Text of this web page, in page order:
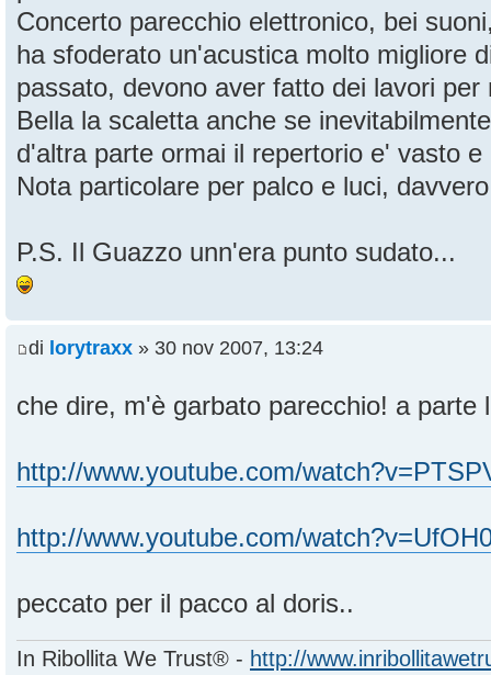
Concerto parecchio elettronico, bei
ha sfoderato un'acustica molto migliore
passato, devono aver fatto dei lavori per
Bella la scaletta anche se
d'altra parte ormai il repertorio e' vasto e
Nota particolare per palco e luci,
P.S. Il Guazzo unn'era punto sudato...
di lorytraxx » 30 nov 2007, 13:24
che dire, m'è garbato parecchio! a
http://www.youtube.com/
http://www.youtube.com/
peccato per il pacco al doris..
In Ribollita We Trust® - http://